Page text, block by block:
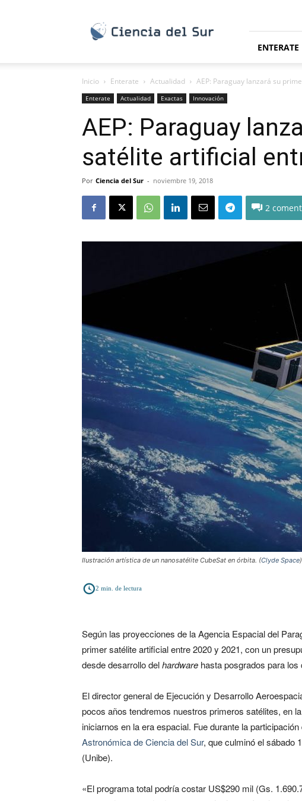
Sur
ENTERATE
Inicio Enterate Actualidad AEP: Paraguay lanzará su
Enterate Actualidad Exactas Innovación
AEP: Paraguay
satélite artificial
Por Ciencia del Sur - noviembre 19, 2018
2
Ilustración artística de un nanosatélite CubeSat en órbita. (Clyde Space)
2 min. de lectura
Según las proyecciones de la Agencia Espacial del
primer satélite artificial entre 2020 y 2021, con un
desde desarrollo delhardware hasta posgrados para
El director general de Ejecución y Desarrollo
pocos años tendremos nuestros primeros satélites, en
iniciarnos en la era espacial. Fue durante la
Astronómica de Ciencia del Sur, que culminó el sábado
(Unibe).
«El programa total podría costar US$290 mil (Gs.